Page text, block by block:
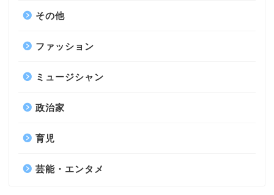
その他
ファッション
ミュージシャン
政治家
育児
芸能・エンタメ